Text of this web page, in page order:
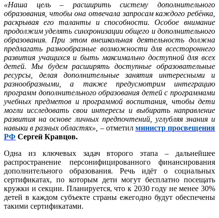
«Наша цель – расширить систему дополнительного
образования, чтобы она отвечала запросам каждого ребёнка,
раскрывая его таланты и способности. Особое внимание
продолжим уделять синхронизации общего и дополнительного
образования. При этом внешкольная деятельность должна
предлагать разнообразные возможности для всестороннего
развития учащихся и быть максимально доступной для всех
детей. Мы будем расширять доступные образовательные
ресурсы, делая дополнительные занятия интересными и
разнообразными, а также предусмотрим интеграцию
программ дополнительного образования детей с программами
учебных предметов и программой воспитания, чтобы дети
могли исследовать свои интересы и выбирать направление
развития на основе личных предпочтений, углубляя знания и
навыки в разных областях», – отметил министр просвещения
РФ Сергей Кравцов.
Одна из ключевых задач второго этапа – дальнейшее
распространение персонифицированного финансирования
дополнительного образования. Речь идёт о социальных
сертификатах, по которым дети могут бесплатно посещать
кружки и секции. Планируется, что к 2030 году не менее 30%
детей в каждом субъекте страны ежегодно будут обеспечены
такими сертификатами.